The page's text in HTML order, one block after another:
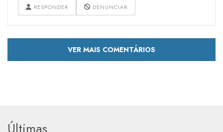
RESPONDER DENUNCIAR
VER MAIS COMENTÁRIOS